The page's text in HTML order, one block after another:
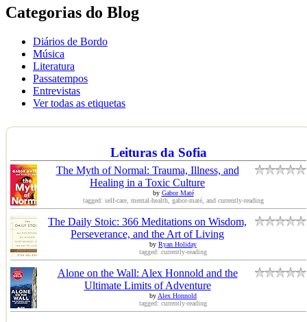
Categorias do Blog
Diários de Bordo
Música
Literatura
Passatempos
Entrevistas
Ver todas as etiquetas
Leituras da Sofia
The Myth of Normal: Trauma, Illness, and
Healing in a Toxic Culture
by Gabor Maté
tagged: self-care, mental-health, gabor-maté, and currently-reading
The Daily Stoic: 366 Meditations on Wisdom,
Perseverance, and the Art of Living
by Ryan Holiday
tagged: currently-reading
Alone on the Wall: Alex Honnold and the
Ultimate Limits of Adventure
byAlex Honnold
tagged: currently-reading